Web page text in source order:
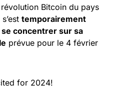
Bitcoin du pays
temporairement
concentrer sur sa
prévue pour le 4 février
for 2024!